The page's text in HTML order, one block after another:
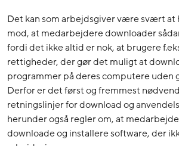
Det kan som arbejdsgiver være svært at
mod, at medarbejdere downloader
fordi det ikke altid er nok, at brugere
rettigheder, der gør det muligt at
programmer på deres computere uden
Derfor er det først og fremmest
retningslinjer for download og
herunder også regler om, at
downloade og installere software, der